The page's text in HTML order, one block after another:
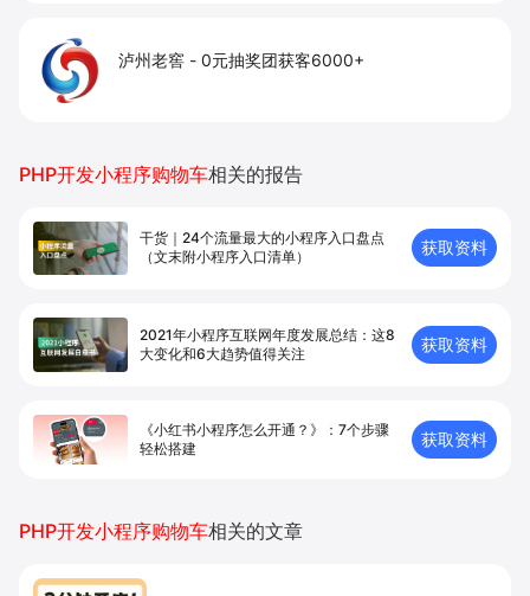
泸州老窖 - 0元抽奖团获客6000+
PHP开发小程序购物车相关的报告
干货｜24个流量最大的小程序入口盘点
（文末附小程序入口清单）
获取资料
2021年小程序互联网年度发展总结：这8
大变化和6大趋势值得关注
获取资料
《小红书小程序怎么开通？》：7个步骤
轻松搭建
获取资料
PHP开发小程序购物车相关的文章